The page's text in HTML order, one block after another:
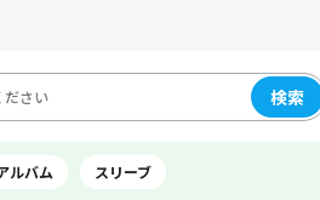
検索
ルバム スリーブ